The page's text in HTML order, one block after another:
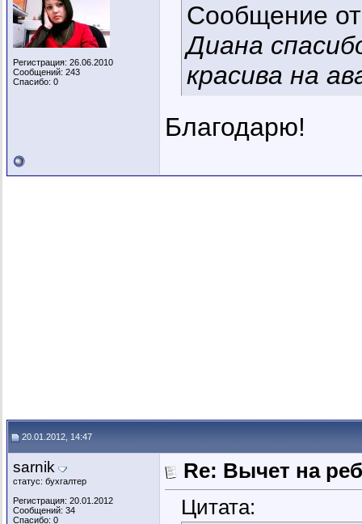
Регистрация: 26.06.2010
Сообщений: 243
Спасибо: 0
Сообщение
Диана
красива на
Благодарю!
20.01.2012, 14:47
sarnik
статус: бухгалтер
Регистрация: 20.01.2012
Сообщений: 34
Спасибо: 0
Re: Вычет на
Цитата: